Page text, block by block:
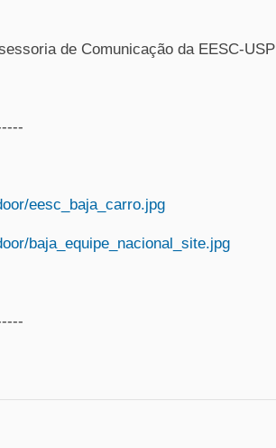
de Comunicação da EESC-USP
eesc_baja_carro.jpg
baja_equipe_nacional_site.jpg